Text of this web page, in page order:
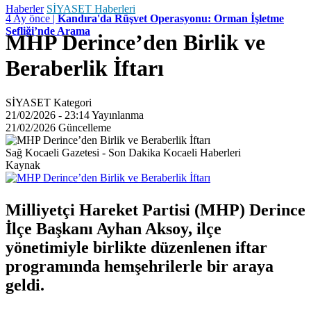
4 Ay önce | Kandıra'da Rüşvet Operasyonu: Orman İşletme
Şefliği’nde Arama
Haberler SİYASET Haberleri
MHP Derince’den Birlik ve
Beraberlik İftarı
SİYASET Kategori
21/02/2026 - 23:14Yayınlanma
21/02/2026 Güncelleme
Sağ Kocaeli Gazetesi - Son Dakika Kocaeli Haberleri
Kaynak
Milliyetçi Hareket Partisi (MHP) Derince
İlçe Başkanı Ayhan Aksoy, ilçe
yönetimiyle birlikte düzenlenen iftar
programında hemşehrilerle bir araya
geldi.